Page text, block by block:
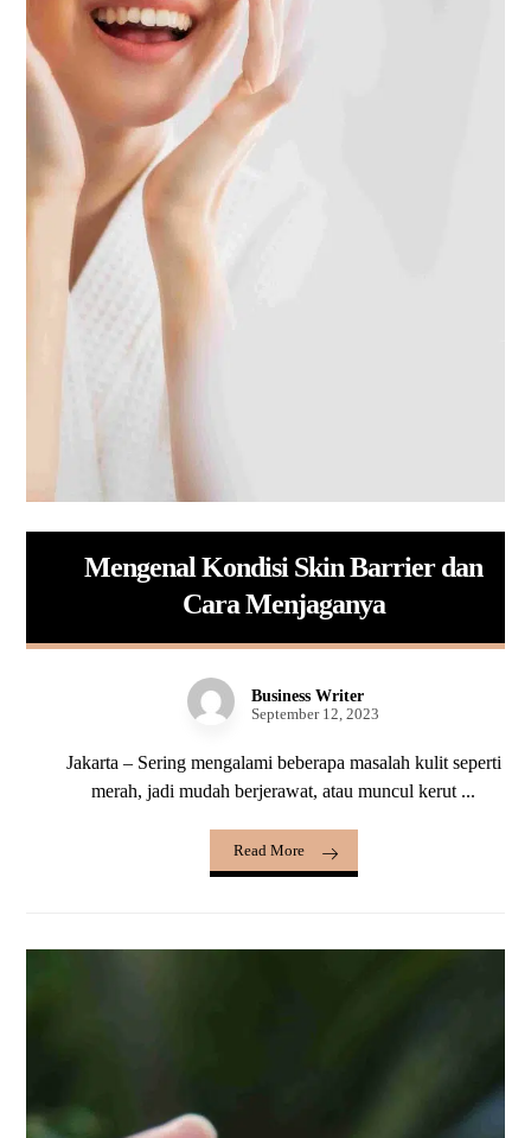
Mengenal Kondisi Skin Barrier dan
Cara Menjaganya
Business Writer
September 12, 2023
Jakarta – Sering mengalami beberapa masalah kulit seperti
merah, jadi mudah berjerawat, atau muncul kerut ...
Read More